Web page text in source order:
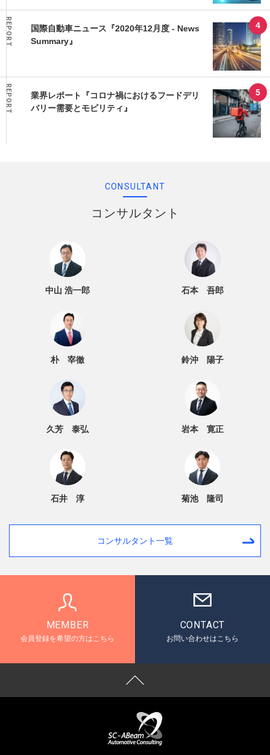
REPORT
国際自動車ニュース『2020年12月度 - News
Summary』
REPORT
業界レポート『コロナ禍におけるフードデリ
バリー需要とモビリティ』
CONSULTANT
コンサルタント
中山 浩一郎 石本 吾郎
朴 宰徹 鈴沖 陽子
久芳 泰弘 岩本 寛正
石井 淳 菊池 隆司
コンサルタント一覧
MEMBER
会員登録を希望の方はこちら
CONTACT
お問い合わせはこちら